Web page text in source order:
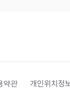
약관 개인위치정